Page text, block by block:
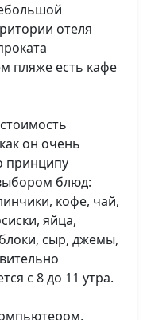
отеля
пляже есть кафе
он очень
принципу
блюд:
кофе, чай,
яйца,
сыр, джемы,
с 8 до 11 утра.